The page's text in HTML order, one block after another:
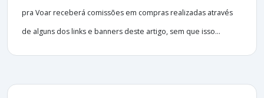
pra Voar receberá comissões em compras realizadas através
de alguns dos links e banners deste artigo, sem que isso...